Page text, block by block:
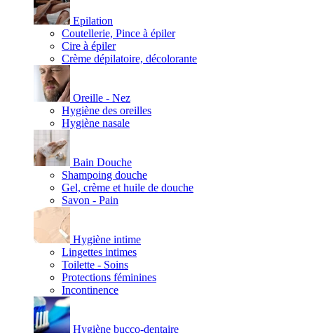
Epilation
Coutellerie, Pince à épiler
Cire à épiler
Crème dépilatoire, décolorante
Oreille - Nez
Hygiène des oreilles
Hygiène nasale
Bain Douche
Shampoing douche
Gel, crème et huile de douche
Savon - Pain
Hygiène intime
Lingettes intimes
Toilette - Soins
Protections féminines
Incontinence
Hygiène bucco-dentaire